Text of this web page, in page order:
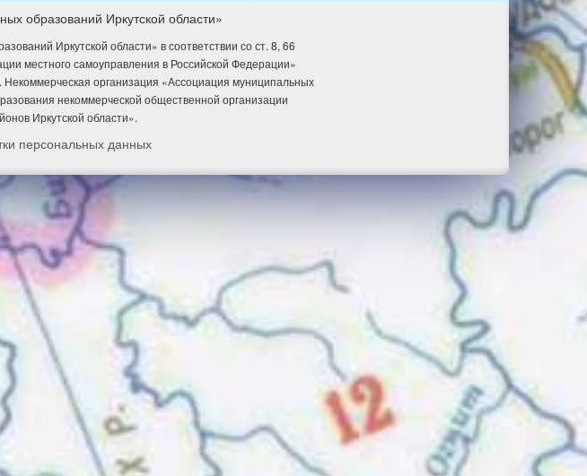
образований Иркутской области»
Иркутской области» в соответствии со ст. 8, 66
местного самоуправления в Российской Федерации»
организация «Ассоциация муниципальных
некоммерческой общественной организации
Иркутской области».
персональных данных